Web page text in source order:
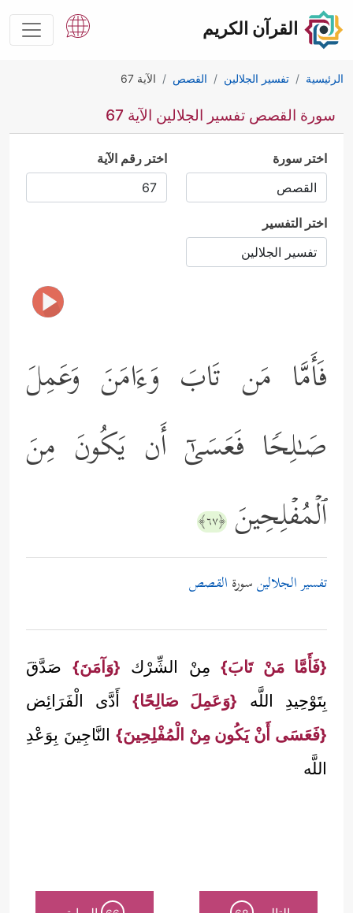
القرآن الكريم
الرئيسية تفسير الجلالين القصص الآية 67
سورة القصص تفسير الجلالين الآية 67
اختر سورة اختر رقم الآية
اختر التفسير
فَأَمَّا مَن تَابَ وَءَامَنَ وَعَمِلَ
صَـٰلِحࣰا فَعَسَىٰۤ أَن یَكُونَ مِنَ
ٱلۡمُفۡلِحِینَ ﴿٦٧﴾
تفسير الجلالينسورة القصص
{فَأَمَّا مَنْ تَابَ} مِنْ الشِّرْك {وَآمَنَ} صَدَّقَ
بِتَوْحِيدِ اللَّه {وَعَمِلَ صَالِحًا} أَدَّى الْفَرَائِض
{فَعَسَى أَنْ يَكُون مِنْ الْمُفْلِحِينَ} النَّاجِينَ بِوَعْدِ
اللَّه